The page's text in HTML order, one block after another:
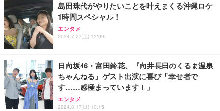
島田珠代がやりたいことを叶えまくる沖縄ロケ
1時間スペシャル！
エンタメ
2024.7.27(土) 12:09
日向坂46・富田鈴花、『向井長田のくるま温泉
ちゃんねる』ゲスト出演に喜び「幸せ者で
す……感極まっています！」
エンタメ
2024.3.17(日) 10:15